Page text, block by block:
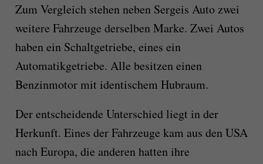
Zum Vergleich stehen neben Sergeis Auto zwei
weitere Fahrzeuge derselben Marke. Zwei Autos
haben ein Schaltgetriebe, eines ein
Automatikgetriebe. Alle besitzen einen
Benzinmotor mit identischem Hubraum.
Der entscheidende Unterschied liegt in der
Herkunft. Eines der Fahrzeuge kam aus den USA
nach Europa, die anderen hatten ihre